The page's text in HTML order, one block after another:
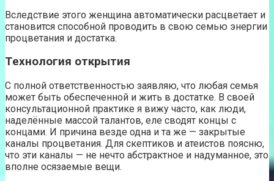
Вследствие этого женщина автоматически расцветает и
становится способной проводить в свою семью энергии
процветания и достатка.
Технология открытия
С полной ответственностью заявляю, что любая семья
может быть обеспеченной и жить в достатке. В своей
консультационной практике я вижу часто, как люди,
наделённые массой талантов, еле сводят концы с
концами. И причина везде одна и та же — закрытые
каналы процветания. Для скептиков и атеистов поясню,
что эти каналы — не нечто абстрактное и надуманное, это
вполне осязаемые вещи.